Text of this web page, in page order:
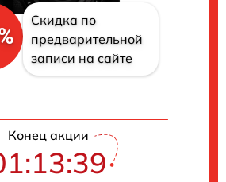
Скидка по
предварительной
записи на сайте
Конец акции